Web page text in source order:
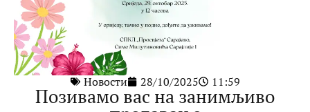
Новости 28/10/2025 11:59
Позивамо вас на занимљиво